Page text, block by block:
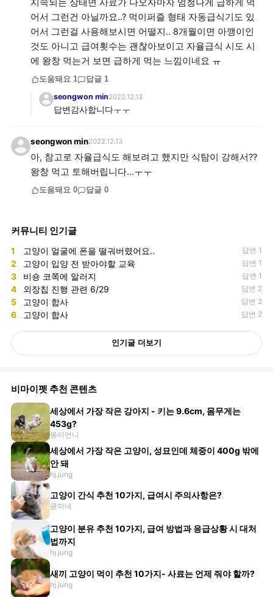
지속되는 상태면 사료가 나오자마자 엄청나게 급하게 먹
어서 그런건 아닐까요..? 먹이퍼즐 형태 자동급식기도 있
어서 그런걸 사용해보시면 어떨지.. 8개월이면 아깽이인
것도 아니고 급여횟수는 괜찮아보이고 자율급식 시도 시
에 왕창 먹는거 보면 급하게 먹는 느낌이네요 ㅠ
도움돼요 1 답글 1
seongwon min2022.12.13
답변감사합니다ㅜㅜ
seongwon min2022.12.13
아, 참고로 자율급식도 해보려고 했지만 식탐이 강해서??
왕창 먹고 토해버립니다...ㅜㅜ
도움돼요 0 답글 0
커뮤니티 인기글
1 고양이 얼굴에 폰을 떨궈버렸어요.. 답변 1
2 고양이 입양 전 받아야할 교육 답변 1
3 비숑 코쪽에 알러지 답변 1
4 외장칩 진행 관련 6/29 답변 2
5 고양이 합사 답변 2
6 고양이 합사 답변 2
인기글 더보기
비마이펫 추천 콘텐츠
세상에서 가장 작은 강아지 - 키는 9.6cm, 몸무게는
453g?
몽이언니
세상에서 가장 작은 고양이, 성묘인데 체중이 400g 밖에
안 돼
hj.jung
고양이 간식 추천 10가지, 급여시 주의사항은?
콩이네
고양이 분유 추천 10가지, 급여 방법과 응급상황 시 대처
법까지
hj.jung
새끼 고양이 먹이 추천 10가지- 사료는 언제 줘야 할까?
hj.jung